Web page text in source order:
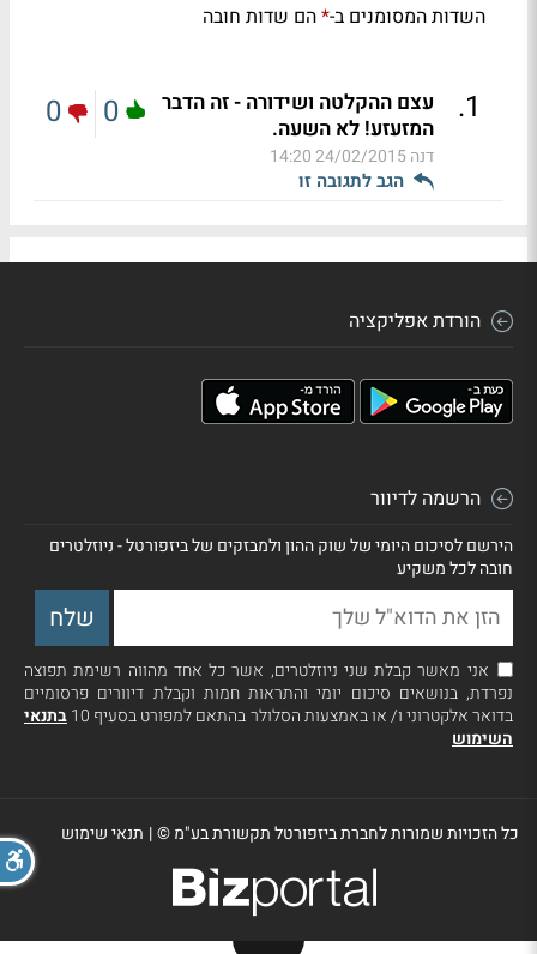
השדות המסומנים ב-*הם שדות חובה
1
.
עצם ההקלטה ושידורה - זה הדבר
המזעזע! לא השעה.
דנה24/02/2015 14:20
הגב לתגובה זו
0
0
הורדת אפליקציה
הרשמה לדיוור
הירשם לסיכום היומי של שוק ההון ולמבזקים של ביזפורטל - ניוזלטרים
חובה לכל משקיע
אני מאשר קבלת שני ניוזלטרים, אשר כל אחד מהווה רשימת תפוצה
נפרדת, בנושאים סיכום יומי והתראות חמות וקבלת דיוורים פרסומיים
בדואר אלקטרוני ו/ או באמצעות הסלולר בהתאם למפורט בסעיף 10
בתנאי
השימוש
כל הזכויות שמורות לחברת ביזפורטל תקשורת בע"מ ©| תנאי שימוש